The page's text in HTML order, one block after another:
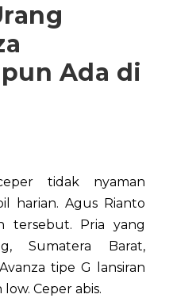
Ada di
tidak nyaman
harian. Agus Rianto
tersebut. Pria yang
Sumatera Barat,
tipe G lansiran
Ceper abis.